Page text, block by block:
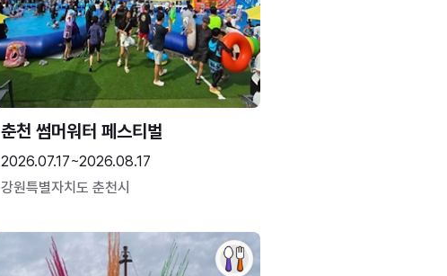
춘천 썸머워터 페스티벌
2026.07.17~2026.08.17
강원특별자치도 춘천시